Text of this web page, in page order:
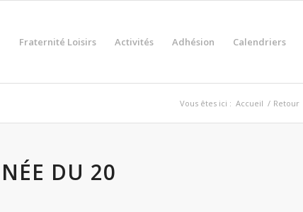
Fraternité Loisirs Activités Adhésion Calendriers
Vous êtes ici : Accueil / Retour
DU 20